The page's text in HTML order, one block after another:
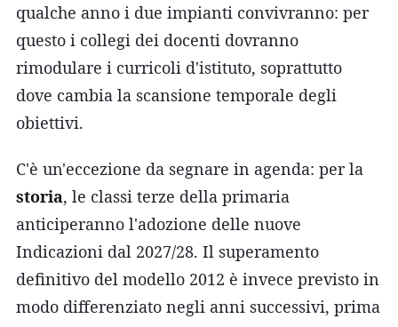
qualche anno i due impianti convivranno: per
questo i collegi dei docenti dovranno
rimodulare i curricoli d'istituto, soprattutto
dove cambia la scansione temporale degli
obiettivi.
C'è un'eccezione da segnare in agenda: per la
storia, le classi terze della primaria
anticiperanno l'adozione delle nuove
Indicazioni dal 2027/28. Il superamento
definitivo del modello 2012 è invece previsto in
modo differenziato negli anni successivi, prima